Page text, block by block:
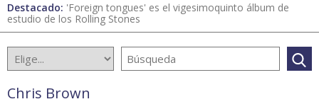
Destacado: 'Foreign tongues' es el vigesimoquinto álbum de
estudio de los Rolling Stones
Chris Brown